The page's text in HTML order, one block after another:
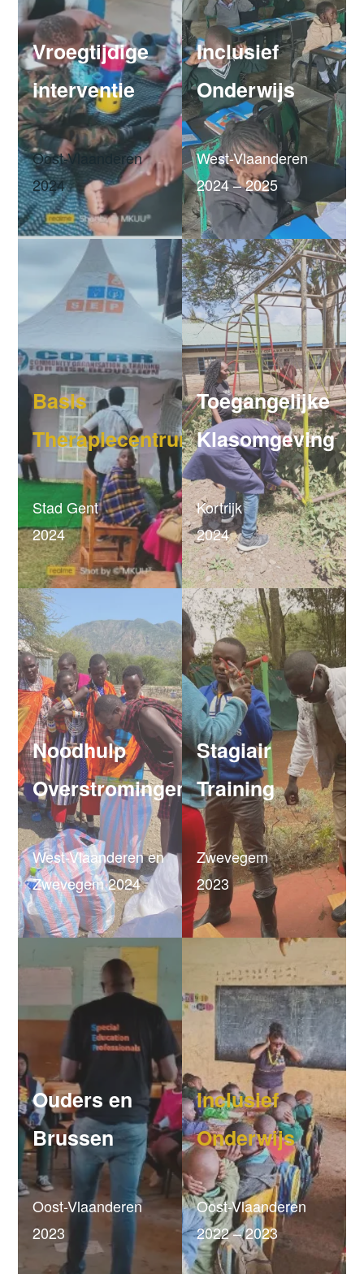
Vroegtijdige
interventie
Oost-Vlaanderen
2024
Inclusief
Onderwijs
West-Vlaanderen
2024 – 2025
Basis
Therapiecentrum
Stad Gent
2024
Toegangelijke
Klasomgeving
Kortrijk
2024
Noodhulp
Overstromingen
West-Vlaanderen en
Zwevegem 2024
Stagiair
Training
Zwevegem
2023
Ouders en
Brussen
Oost-Vlaanderen
2023
Inclusief
Onderwijs
Oost-Vlaanderen
2022 – 2023